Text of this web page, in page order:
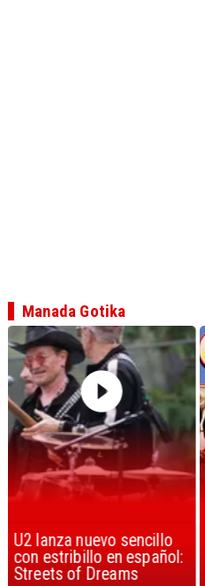
U2 lanza nuevo sencillo
con estribillo en español:
Streets of Dreams
Manada Gotika